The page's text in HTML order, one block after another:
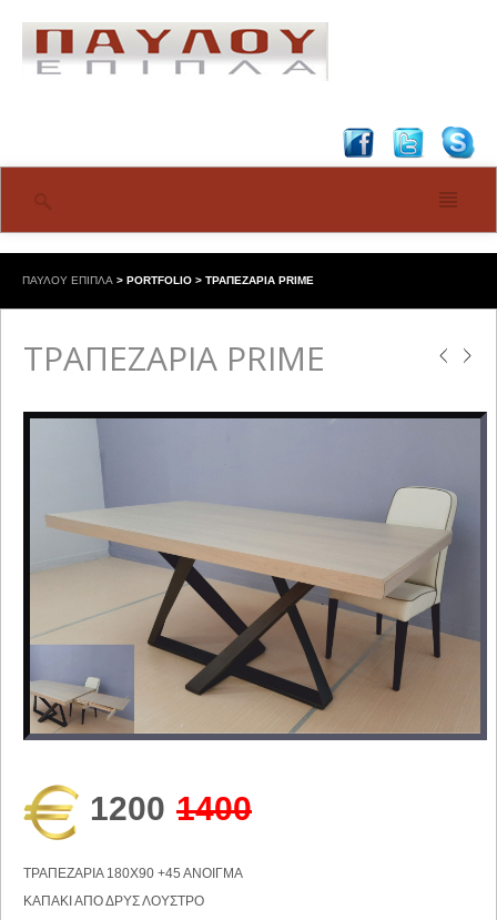
ΠΑΥΛΟΥ ΕΠΙΠΛΑ > PORTFOLIO > ΤΡΑΠΕΖΑΡΙΑ PRIME
ΤΡΑΠΕΖΑΡΙΑ PRIME
1200 1400
ΤΡΑΠΕΖΑΡΙΑ 180Χ90 +45 ΑΝΟΙΓΜΑ
ΚΑΠΑΚΙ ΑΠΟ ΔΡΥΣ ΛΟΥΣΤΡΟ